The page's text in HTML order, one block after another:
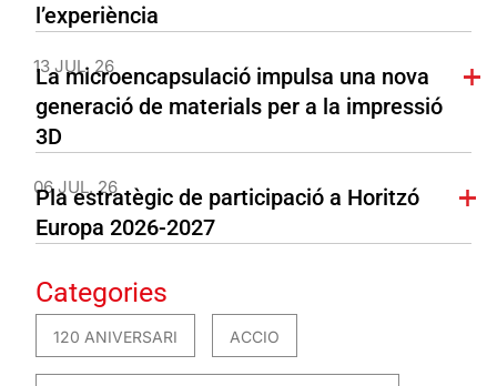
l’experiència
13 JUL. 26
La microencapsulació impulsa una nova
generació de materials per a la impressió
3D
06 JUL. 26
Pla estratègic de participació a Horitzó
Europa 2026-2027
Categories
120 ANIVERSARI ACCIO